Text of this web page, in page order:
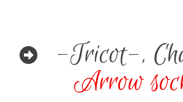
-Tricot-,
Arrow